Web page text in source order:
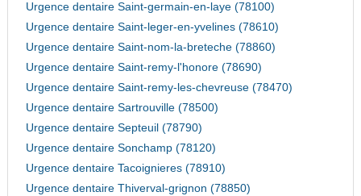
Urgence dentaire Saint-germain-en-laye (78100)
Urgence dentaire Saint-leger-en-yvelines (78610)
Urgence dentaire Saint-nom-la-breteche (78860)
Urgence dentaire Saint-remy-l'honore (78690)
Urgence dentaire Saint-remy-les-chevreuse (78470)
Urgence dentaire Sartrouville (78500)
Urgence dentaire Septeuil (78790)
Urgence dentaire Sonchamp (78120)
Urgence dentaire Tacoignieres (78910)
Urgence dentaire Thiverval-grignon (78850)